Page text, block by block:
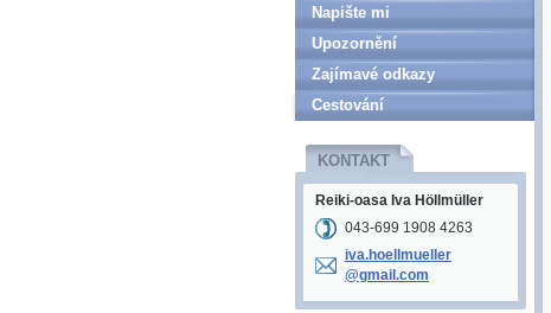
Napište mi
Upozornění
Zajímavé odkazy
Cestování
KONTAKT
Reiki-oasa Iva Höllmüller
043-699 1908 4263
iva.hoel lmueller
@gmail.com